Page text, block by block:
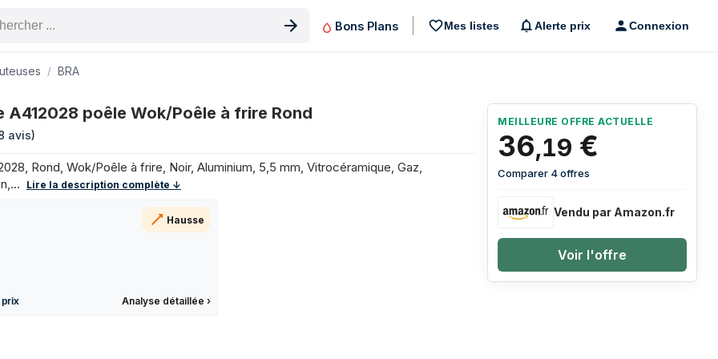
produit
Bons Plans Mes listes Alerte prix Connexion
BRA
A412028 poêle Wok/Poêle à frire Rond
avis)
Rond, Wok/Poêle à frire, Noir, Aluminium, 5,5 mm, Vitrocéramique, Gaz,
Lire la description complète ↓
Hausse
prix Analyse détaillée ›
MEILLEURE OFFRE ACTUELLE
36,19 €
Comparer 4 offres
Vendu par Amazon.fr
Voir l'offre
Prix
34,74 €
32,59 €
32,59 €
31,34 €